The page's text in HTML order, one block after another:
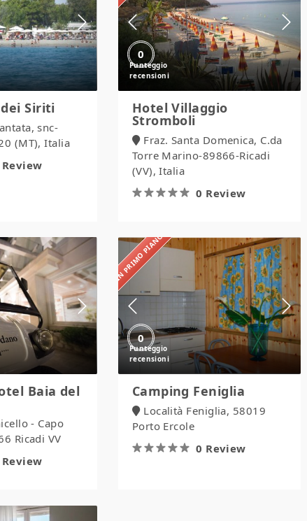
Siriti
snc-
(MT), Italia
Review
0
Hotel Villaggio
Stromboli
Fraz. Santa Domenica, C.da
Torre Marino-89866-Ricadi
(VV), Italia
0 Review
Baia del
- Capo
Ricadi VV
Review
IN PRIMO PIANO
0
Camping
Feniglia
Camping Feniglia
Località Feniglia, 58019
Porto Ercole
0 Review